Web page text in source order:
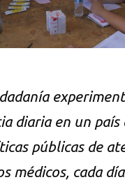
diaria en un país
públicas de
médicos, cada